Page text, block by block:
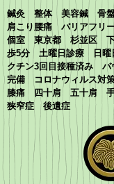
鍼灸 整体 美容鍼 骨
肩こり腰痛 バリアフ
個室 東京都 杉並区 下
歩5分 土曜日診療 日曜
クチン3回目接種済み バ
完備 コロナウィルス対
膝痛 四十肩 五十肩
狭窄症 後遺症